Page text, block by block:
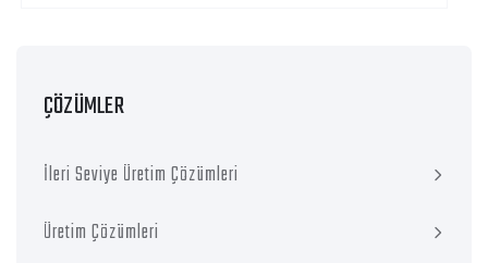
ÇÖZÜMLER
İleri Seviye Üretim Çözümleri
Üretim Çözümleri